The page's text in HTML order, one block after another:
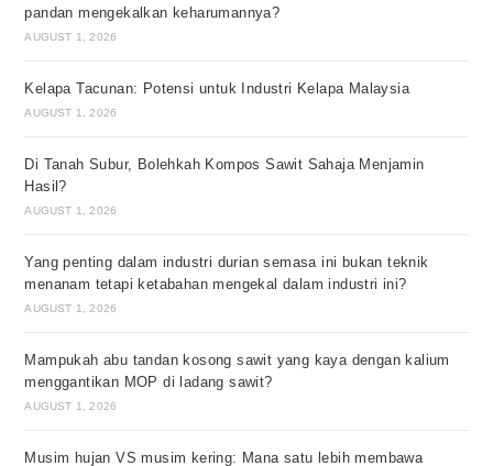
pandan mengekalkan keharumannya?
AUGUST 1, 2026
Kelapa Tacunan: Potensi untuk Industri Kelapa Malaysia
AUGUST 1, 2026
Di Tanah Subur, Bolehkah Kompos Sawit Sahaja Menjamin
Hasil?
AUGUST 1, 2026
Yang penting dalam industri durian semasa ini bukan teknik
menanam tetapi ketabahan mengekal dalam industri ini?
AUGUST 1, 2026
Mampukah abu tandan kosong sawit yang kaya dengan kalium
menggantikan MOP di ladang sawit?
AUGUST 1, 2026
Musim hujan VS musim kering: Mana satu lebih membawa